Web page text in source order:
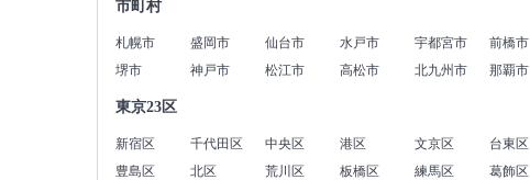
市町村
札幌市 盛岡市 仙台市 水戸市 宇都宮市 前橋市
堺市
神戸市 松江市 高松市 北九州市 那覇市
東京23区
新宿区 千代田区 中央区 港区 文京区 台東区
豊島区
北区 荒川区 板橋区 練馬区 葛飾区